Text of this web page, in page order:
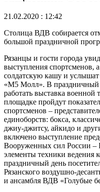
21.02.2020 : 12:42
Столица ВДВ собирается
большой праздничной
Рязанцы и гости города
выступления спортсменов,
солдатскую кашу и
«М5 Молл». В праздничный
работать выставка военной
площадке пройдут
спортсменов –
единоборств: бокса,
джиу-джитсу, айкидо и
включено выступление
Вооруженных сил России –
элементы техники ведения
праздничный день
Рязанского воздушно-
и ансамбля ВДВ «Голубые